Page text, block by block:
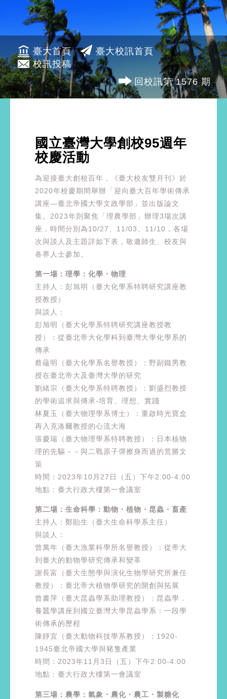
臺大首頁
臺大校訊首頁
校訊投稿
回校訊第 1576 期
國立臺灣大學創校95週年
校慶活動
為迎接臺大創校百年，《臺大校友雙月刊》於
2020年校慶期間舉辦「迎向臺大百年學術傳承
講座—臺北帝國大學文政學部」並出版論文
集。2023年則聚焦「理農學部」辦理3場次講
座，時間分別為10/27、11/03、11/10，各場
次與談人及主題詳如下表，敬邀師生、校友與
各界人士參加。
第一場：理學：化學・物理
主持人：彭旭明（臺大化學系特聘研究講座教
授教授）
與談人：
彭旭明（臺大化學系特聘研究講座教授教
授）：從臺北帝大化學科到臺灣大學化學系的
傳承
蔡蘊明（臺大化學系名譽教授）：野副鐵男教
授在臺北帝大及臺灣大學的研究
劉緒宗（臺大化學系特聘教授）：劉盛烈教授
的學術追求與傳承-培育、理想、實踐
林夏玉（臺大物理學系博士）：重啟時光寶盒
再入克洛爾教授的心流大海
張慶瑞（臺大物理學系特聘教授）：日本核物
理的先驅－－與二戰原子彈擦身而過的荒勝文
策
時間：2023年10月27日（五）下午2:00-4:00
地點：臺大行政大樓第一會議室
第二場：生命科學：動物・植物・昆蟲・畜產
主持人：鄭貽生（臺大生命科學系主任）
與談人：
曾萬年（臺大漁業科學所名譽教授）：從帝大
到臺大的動物學研究傳承和變革
謝長富（臺大生態學與演化生物學研究所兼任
教授）：臺北帝大植物學研究的開創與拓展
曾書萍（臺大昆蟲學系助理教授）：昆蟲學．
養蠶學講座到國立臺灣大學昆蟲學系：一段學
術傳承的歷程
陳靜宜（臺大動物科技學系教授）：1920-
1945臺北帝國大學與豬隻產業
時間：2023年11月3日（五）下午2:00-4:00
地點：臺大行政大樓第一會議室
第三場：農學：氣象・農化・農工・製糖化